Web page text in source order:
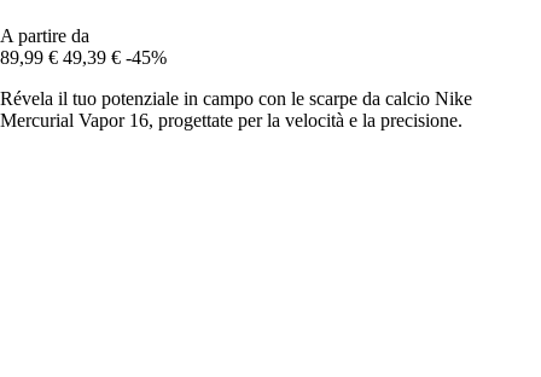
A partire da
89,99 € 49,39 € -45%
Révela il tuo potenziale in campo con le scarpe da calcio Nike
Mercurial Vapor 16, progettate per la velocità e la precisione.